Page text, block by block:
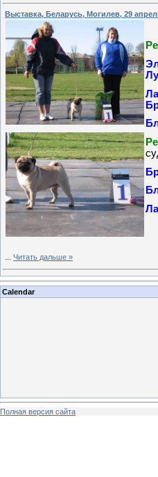
Выставка, Беларусь, Могилев, 29
Читать дальше »
Calendar
Полная версия сайта